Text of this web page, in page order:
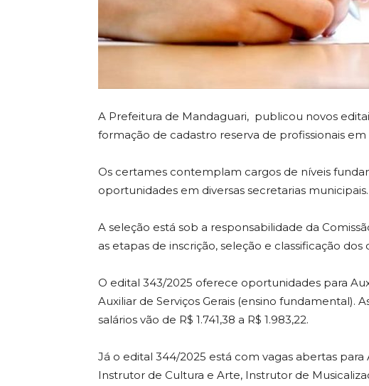
A Prefeitura de Mandaguari, publicou novos
formação de cadastro reserva de profissionais em
Os certames contemplam cargos de níveis
oportunidades em diversas secretarias municipais.
A seleção está sob a responsabilidade da
as etapas de inscrição, seleção e classificação dos
O edital 343/2025 oferece oportunidades para
Auxiliar de Serviços Gerais (ensino fundamental).
salários vão de R$ 1.741,38 a R$ 1.983,22.
Já o edital 344/2025 está com vagas abertas
Instrutor de Cultura e Arte, Instrutor de